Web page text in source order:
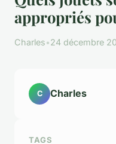
appropriés
Charles•24 décembre
C Charles
TAGS